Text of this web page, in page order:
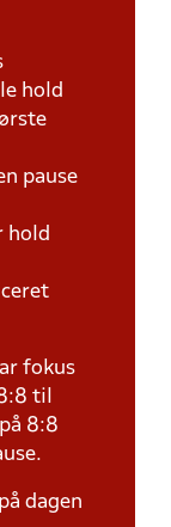
hold
pause
hold
fokus
til
8:8
dagen